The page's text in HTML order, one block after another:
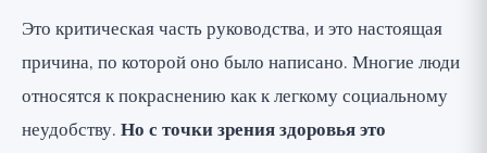
Это критическая часть руководства, и это настоящая
причина, по которой оно было написано. Многие люди
относятся к покраснению как к легкому социальному
неудобству. Но с точки зрения здоровья это